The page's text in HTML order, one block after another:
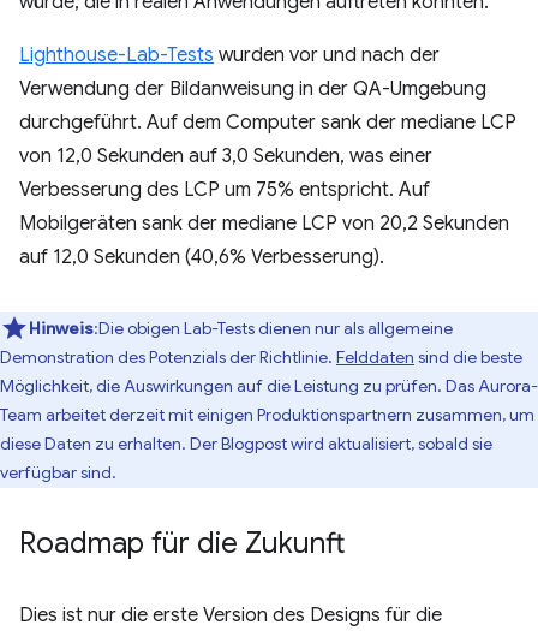
Lighthouse-Lab-Tests wurden vor und nach der
Verwendung der Bildanweisung in der QA-Umgebung
durchgeführt. Auf dem Computer sank der mediane LCP
von 12,0 Sekunden auf 3,0 Sekunden, was einer
Verbesserung des LCP um 75% entspricht. Auf
Mobilgeräten sank der mediane LCP von 20,2 Sekunden
auf 12,0 Sekunden (40,6% Verbesserung).
Hinweis:Die obigen Lab-Tests dienen nur als allgemeine
Demonstration des Potenzials der Richtlinie. Felddaten sind die beste
Möglichkeit, die Auswirkungen auf die Leistung zu prüfen. Das Aurora-
Team arbeitet derzeit mit einigen Produktionspartnern zusammen, um
diese Daten zu erhalten. Der Blogpost wird aktualisiert, sobald sie
verfügbar sind.
Roadmap für die Zukunft
Dies ist nur die erste Version des Designs für die